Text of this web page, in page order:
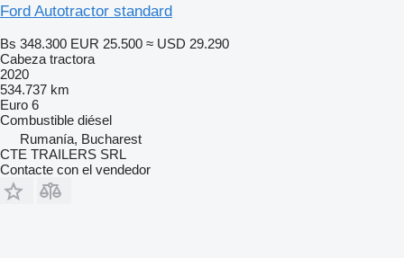
Ford Autotractor standard
Bs 348.300 EUR 25.500 ≈ USD 29.290
Cabeza tractora
2020
534.737 km
Euro 6
Combustible diésel
Rumanía, Bucharest
CTE TRAILERS SRL
Contacte con el vendedor